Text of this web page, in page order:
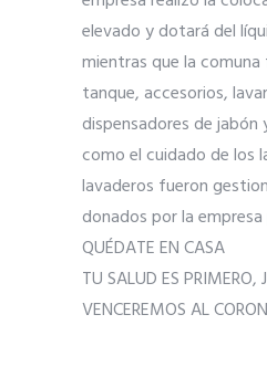
elevado y dotará del
mientras que la
tanque, accesorios,
dispensadores de
como el cuidado de los
lavaderos fueron
donados por la
QUÉDATE EN CASA
TU SALUD ES PRIMERO,
VENCEREMOS AL